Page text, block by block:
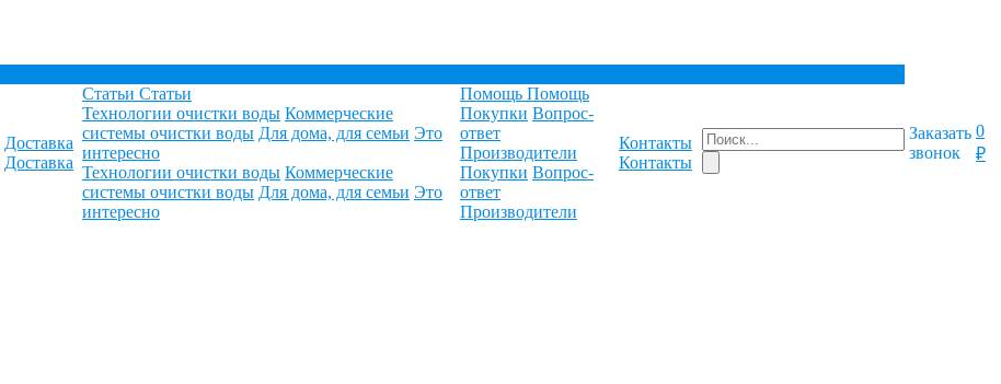
Доставка
Доставка
Статьи Статьи
Технологии очистки воды Коммерческие
системы очистки воды Для дома, для семьи Это
интересно
Технологии очистки воды Коммерческие
системы очистки воды Для дома, для семьи Это
интересно
Помощь Помощь
Покупки Вопрос-
ответ
Производители
Покупки Вопрос-
ответ
Производители
Контакты
Контакты
Заказать
звонок
0
₽